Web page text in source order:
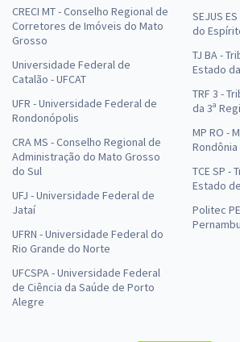
CRECI MT - Conselho Regional de
Corretores de Imóveis do Mato
Grosso
Universidade Federal de
Catalão - UFCAT
UFR - Universidade Federal de
Rondonópolis
CRA MS - Conselho Regional de
Administração do Mato Grosso
do Sul
UFJ - Universidade Federal de
Jataí
UFRN - Universidade Federal do
Rio Grande do Norte
UFCSPA - Universidade Federal
de Ciência da Saúde de Porto
Alegre
SEJUS
do
TJ BA -
Estado
TRF 3 -
da 3ª
MP RO -
Rondônia
TCE SP -
Estado
Politec